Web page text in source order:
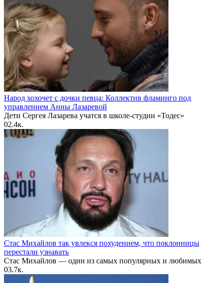
Народ хохочет с дочки певца: Коллектив фламинго под
управлением Анны Лазаревой
Дети Сергея Лазарева учатся в школе-студии «Тодес»
02.4к.
Стас Михайлов так увлекся похудением, что поклонницы
перестали узнавать
Стас Михайлов — один из самых популярных и любимых
03.7к.